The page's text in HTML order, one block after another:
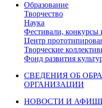
Образование
Творчество
Наука
Фестивали, конкурсы
Центр
Творческие
Фонд развития
СВЕДЕНИЯ ОБ
ОРГАНИЗАЦИИ
НОВОСТИ И